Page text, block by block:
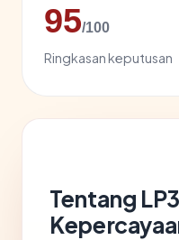
95/100
Ringkasan keputusan
Tentang